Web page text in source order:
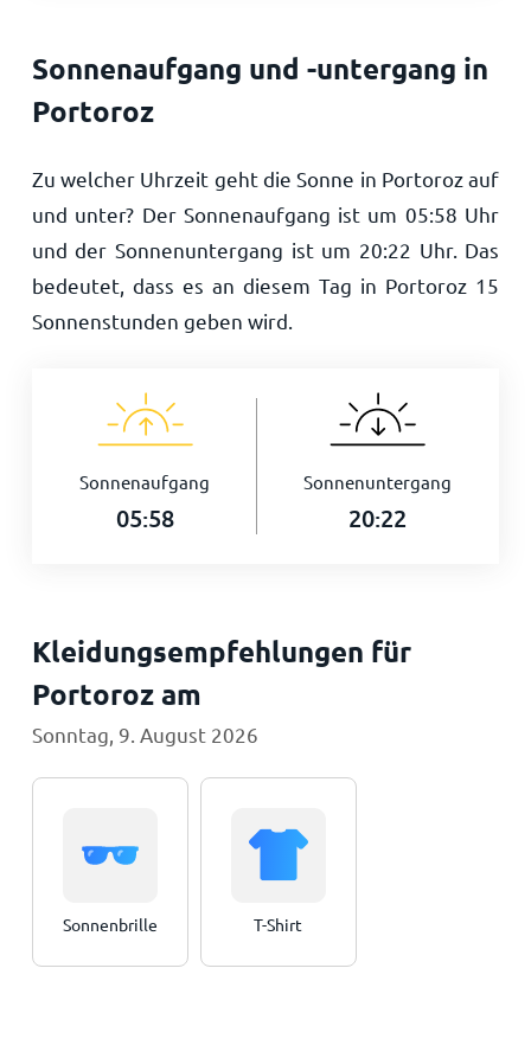
Sonnenaufgang und -untergang in
Portoroz
Zu welcher Uhrzeit geht die Sonne in Portoroz auf
und unter? Der Sonnenaufgang ist um 05:58 Uhr
und der Sonnenuntergang ist um 20:22 Uhr. Das
bedeutet, dass es an diesem Tag in Portoroz 15
Sonnenstunden geben wird.
Sonnenaufgang
05:58
Sonnenuntergang
20:22
Kleidungsempfehlungen für
Portoroz am
Sonntag, 9. August 2026
Sonnenbrille T-Shirt